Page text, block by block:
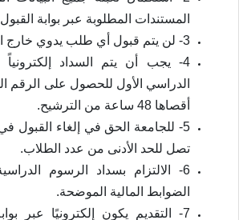
المستندات المطلوبة عبر بوابة
3- لن يتم قبول أي طلب يدوي خارج الفترة المعلنة.
4- يجب أن يتم السداد
الدراسي الأول للحصول على الرقم
أقصاها 48 ساعة من الترشيح.
5- للجامعة الحق في إلغاء القبول في
تصل للحد الأدنى من عدد الطلاب.
6- الالتزام بسداد الرسوم
الضوابط المالية الموضحة.
7- التقديم يكون إلكترونيًا عبر